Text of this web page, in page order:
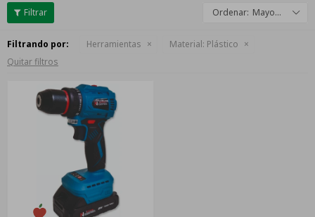
Mayor descuento
Filtrando por: Herramientas Material: Plástico
Quitar filtros